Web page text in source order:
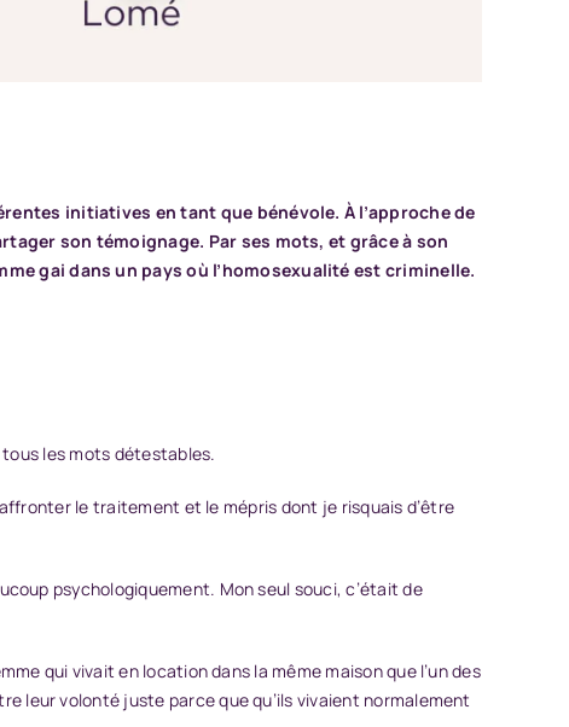
initiatives en tant que bénévole. À l’approche de
son témoignage. Par ses mots, et grâce à son
gai dans un pays où l’homosexualité est criminelle.
les mots détestables.
le traitement et le mépris dont je risquais d’être
psychologiquement. Mon seul souci, c’était de
qui vivait en location dans la même maison que l’un des
leur volonté juste parce que qu’ils vivaient normalement